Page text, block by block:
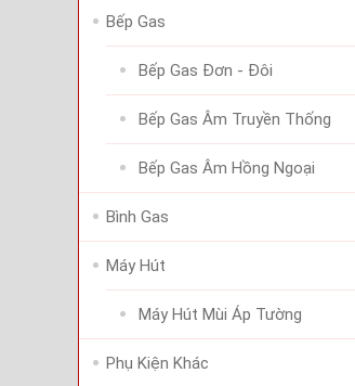
Bếp Gas
Bếp Gas Đơn - Đôi
Bếp Gas Âm Truyền Thống
Bếp Gas Âm Hồng Ngoại
Bình Gas
Máy Hút
Máy Hút Mùi Áp Tường
Phụ Kiện Khác